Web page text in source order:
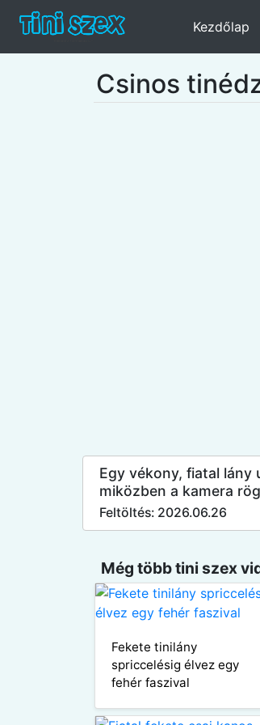
Kezdőlap
Csinos
Egy vékony, fiatal lány
miközben a kamera
Feltöltés: 2026.06.26
Még több tini szex
Fekete tinilány
spriccelésig élvez egy
fehér faszival